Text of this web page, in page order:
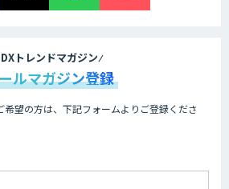
DXトレンドマガジン
ルマガジン登録
望の方は、下記フォームよりご登録くださ